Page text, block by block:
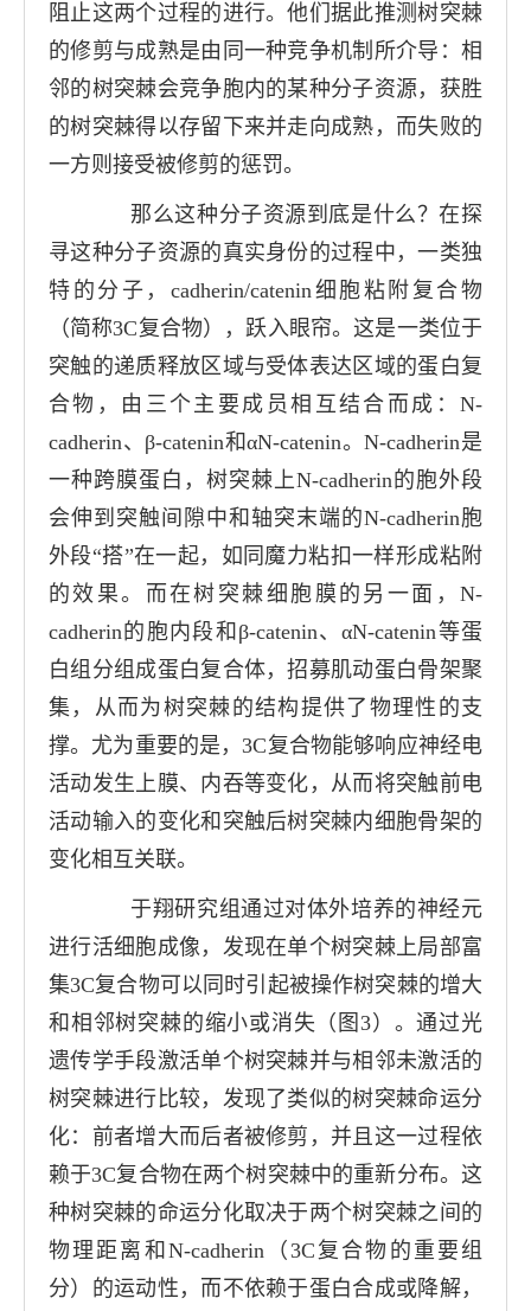
阻止这两个过程的进行。他们据此推测树突棘
的修剪与成熟是由同一种竞争机制所介导：相
邻的树突棘会竞争胞内的某种分子资源，获胜
的树突棘得以存留下来并走向成熟，而失败的
一方则接受被修剪的惩罚。
那么这种分子资源到底是什么？在探
寻这种分子资源的真实身份的过程中，一类独
特的分子， cadherin/catenin细胞粘附复合物
（简称3C复合物），跃入眼帘。这是一类位于
突触的递质释放区域与受体表达区域的蛋白复
合物，由三个主要成员相互结合而成： N-
cadherin、 β-catenin和αN-catenin。N-cadherin是
一种跨膜蛋白，树突棘上N-cadherin的胞外段
会伸到突触间隙中和轴突末端的N-cadherin胞
外段“搭”在一起，如同魔力粘扣一样形成粘附
的效果。而在树突棘细胞膜的另一面， N-
cadherin的胞内段和 β-catenin、αN-catenin等蛋
白组分组成蛋白复合体，招募肌动蛋白骨架聚
集，从而为树突棘的结构提供了物理性的支
撑。尤为重要的是，3C复合物能够响应神经电
活动发生上膜、内吞等变化，从而将突触前电
活动输入的变化和突触后树突棘内细胞骨架的
变化相互关联。
于翔研究组通过对体外培养的神经元
进行活细胞成像，发现在单个树突棘上局部富
集3C复合物可以同时引起被操作树突棘的增大
和相邻树突棘的缩小或消失（图3）。通过光
遗传学手段激活单个树突棘并与相邻未激活的
树突棘进行比较，发现了类似的树突棘命运分
化：前者增大而后者被修剪，并且这一过程依
赖于3C复合物在两个树突棘中的重新分布。这
种树突棘的命运分化取决于两个树突棘之间的
物理距离和 N-cadherin（3C 复合物的重要组
分）的运动性，而不依赖于蛋白合成或降解，